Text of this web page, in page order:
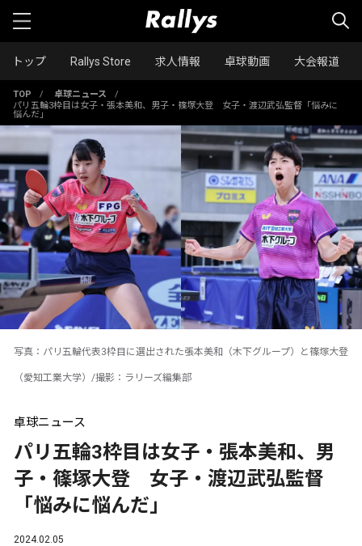
トップ Rallys Store 求人情報 卓球動画 大会報道
TOP / 卓球ニュース
/
パリ五輪3枠目は女子・張本美和、男子・篠塚大登 女子・渡辺武弘監督「悩みに
悩んだ」
写真：パリ五輪代表3枠目に選出された張本美和（木下グループ）と篠塚大登
（愛知工業大学）/撮影：ラリーズ編集部
卓球ニュース
パリ五輪3枠目は女子・張本美和、男
子・篠塚大登 女子・渡辺武弘監督
「悩みに悩んだ」
2024.02.05